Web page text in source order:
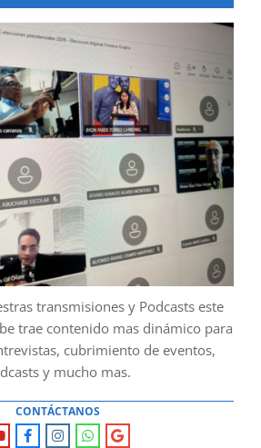
transmisiones y Podcasts este
trae contenido mas dinámico para
cubrimiento de eventos,
y mucho mas.
CONTÁCTANOS